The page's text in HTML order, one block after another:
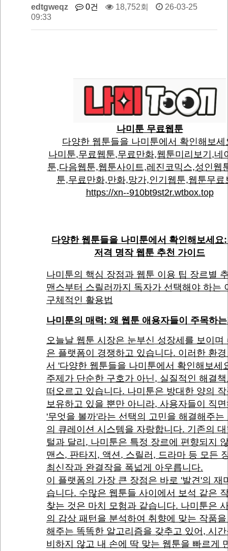
edtgweqz 0건 18,752회
26-03-25
09:33
나미툰 무료웹툰
다양한 웹툰들을 나미툰에서 확인해보세
나미툰,무료웹툰,무료만화,웹툰미리보기,네
툰,다음웹툰,웹툰사이트,레진코믹스,성인웹
툰,무료만화,만화,망가,인기웹툰,웹툰무료
https://xn--910bt9st2r.wtbox.top
다양한 웹툰들을 나미툰에서 확인해보세요
저격 명작 웹툰 추천 가이드
나미툰의 핵심 장점과 웹툰 이용 팁 장르별
맨스부터 스릴러까지 독자가 선택해야 하는
구체적인 활용법
나미툰의 매력: 왜 웹툰 애용자들이 주목하
오늘날 웹툰 시장은 눈부신 성장세를 보이며
은 플랫폼이 경쟁하고 있습니다. 이러한 환
서 '다양한 웹툰들을 나미툰에서 확인해보세
주제가 단순한 구호가 아닌, 실질적인 해결
떠오르고 있습니다. 나미툰은 방대한 양의
보유하고 있을 뿐만 아니라, 사용자들이 직
'무엇을 볼까'라는 선택의 고민을 해결해주는
의 큐레이션 시스템을 자랑합니다. 기존의
털과 달리, 나미툰은 특정 장르에 편향되지
맨스, 판타지, 액션, 스릴러, 드라마 등 모든
최신작과 완결작을 폭넓게 아우릅니다.
이 플랫폼의 가장 큰 장점은 바로 '발견'의 재
습니다. 수많은 웹툰들 사이에서 보석 같은
찾는 것은 마치 모험과 같습니다. 나미툰은
의 감상 패턴을 분석하여 취향에 맞는 작품
해주는 똑똑한 알고리즘을 갖추고 있어, 시
비하지 않고 내 손에 딱 맞는 웹툰을 빠르게